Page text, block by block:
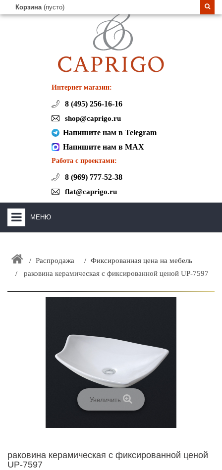
Корзина (пусто)
Интернет магазин:
8 (495) 256-16-16
shop@caprigo.ru
Напишите нам в Telegram
Напишите нам в MAX
Работа с проектами:
8 (969) 777-52-38
flat@caprigo.ru
МЕНЮ
ЗАКАЗАТЬ РАСЧЕТ КУХНИ CAPRIGO
КАТАЛОГ МЕБЕЛИ ДЛЯ ВАННОЙ КОМНАТЫ
ДОСТАВКА И ВОЗВРАТ
Распродажа
Фиксированная цена на мебель
раковина керамическая c фиксированной ценой UP-7597
Увеличить
раковина керамическая c фиксированной ценой
UP-7597